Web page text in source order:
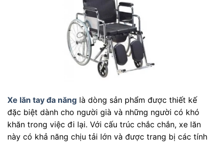
Xe lăn tay đa năng là dòng sản phẩm được thiết kế
đặc biệt dành cho người già và những người có khó
khăn trong việc đi lại. Với cấu trúc chắc chắn, xe lăn
này có khả năng chịu tải lớn và được trang bị các tính